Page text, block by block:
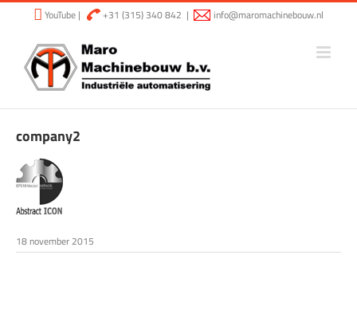
Ga
YouTube | +31 (315) 340 842 | info@maromachinebouw.nl
company2
18 november 2015